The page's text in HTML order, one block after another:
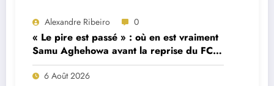
Alexandre Ribeiro 0
« Le pire est passé » : où en est vraiment
Samu Aghehowa avant la reprise du FC
Porto ?
6 Août 2026